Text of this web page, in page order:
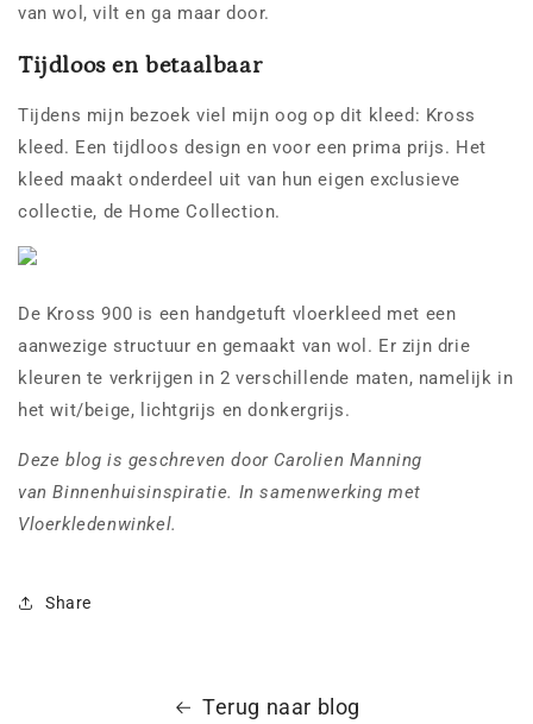
van wol, vilt en ga maar door.
Tijdloos en betaalbaar
Tijdens mijn bezoek viel mijn oog op dit kleed: Kross
kleed. Een tijdloos design en voor een prima prijs. Het
kleed maakt onderdeel uit van hun eigen exclusieve
collectie, de Home Collection.
De Kross 900 is een handgetuft vloerkleed met een
aanwezige structuur en gemaakt van wol. Er zijn drie
kleuren te verkrijgen in 2 verschillende maten, namelijk in
het wit/beige, lichtgrijs en donkergrijs.
Deze blog is geschreven door Carolien Manning
van Binnenhuisinspiratie. In samenwerking met
Vloerkledenwinkel.
Share
Terug naar blog